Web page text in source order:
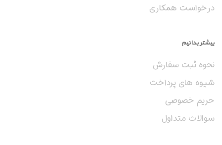
درخواست همکاری
بیشتر بدانیم
نحوه ثبت سفارش
شیوه های پرداخت
حریم خصوصی
سوالات متداول